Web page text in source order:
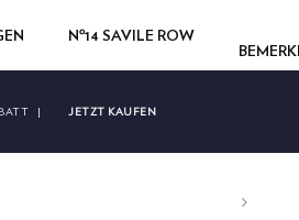
Nº14 SAVILE ROW
| JETZT KAUFEN